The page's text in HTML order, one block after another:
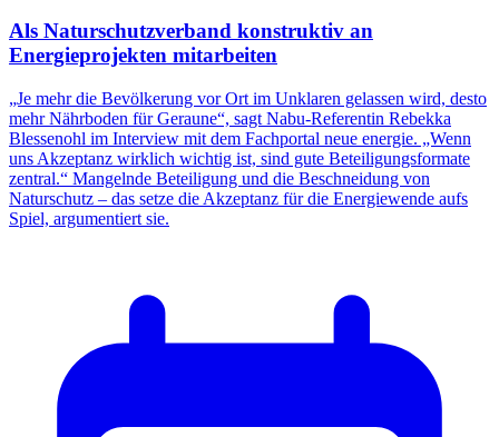
Als Naturschutzverband konstruktiv an
Energieprojekten mitarbeiten
„Je mehr die Bevölkerung vor Ort im Unklaren gelassen wird, desto
mehr Nährboden für Geraune“, sagt Nabu-Referentin Rebekka
Blessenohl im Interview mit dem Fachportal neue energie. „Wenn
uns Akzeptanz wirklich wichtig ist, sind gute Beteiligungsformate
zentral.“ Mangelnde Beteiligung und die Beschneidung von
Naturschutz – das setze die Akzeptanz für die Energiewende aufs
Spiel, argumentiert sie.